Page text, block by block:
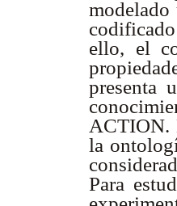
ello, el
presenta
ACTION.
la
Para